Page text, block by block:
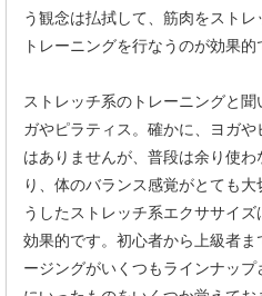
う観念は払拭して、筋肉をスト
トレーニングを行なうのが効果的
ストレッチ系のトレーニングと
ガやピラティス。確かに、ヨガ
はありませんが、普段は余り使
り、体のバランス感覚がとても
うしたストレッチ系エクササイ
効果的です。初心者から上級者
ージングがいくつもラインナッ